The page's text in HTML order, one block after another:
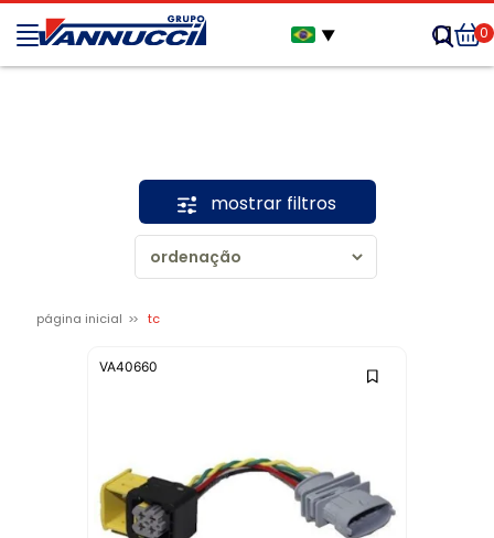
▼ 0
mostrar filtros
página inicial tc
VA40660